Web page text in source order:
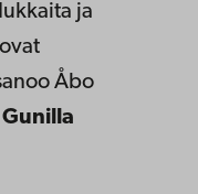
ja
Åbo
Gunilla